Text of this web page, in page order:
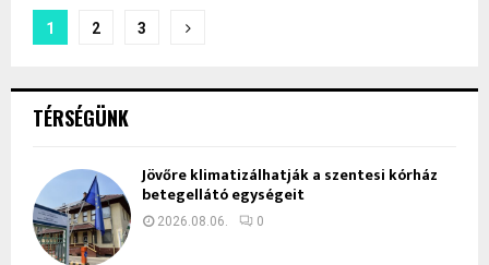
Bejegyzések
1 2 3
TÉRSÉGÜNK
Jövőre klimatizálhatják a szentesi kórház
betegellátó egységeit
2026.08.06. 0